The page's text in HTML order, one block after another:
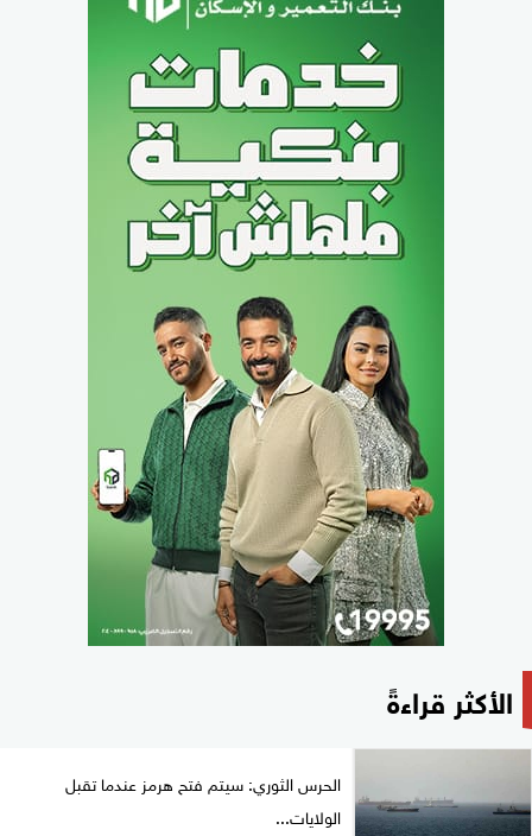
الأكثر قراءةً
الحرس الثوري: سيتم فتح هرمز عندما تقبل
الولايات...